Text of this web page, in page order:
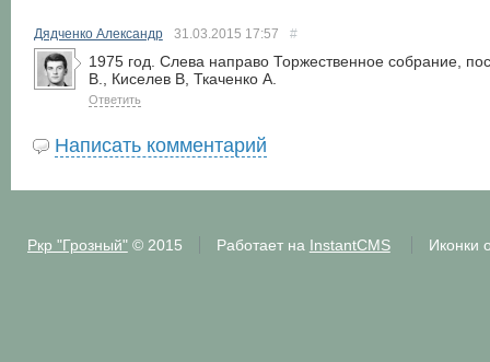
Дядченко Александр 31.03.2015 17:57 #
1975 год. Слева направо Торжественное собрание,
В., Киселев В, Ткаченко А.
Ответить
Написать комментарий
Ркр "Грозный"© 2015 Работает на InstantCMS Иконки